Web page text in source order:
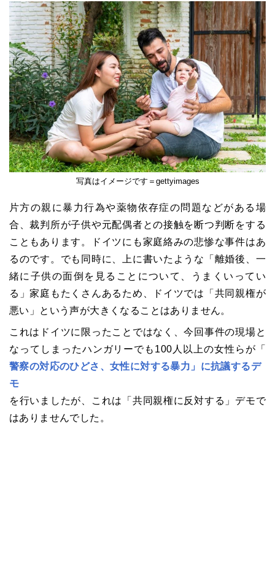
写真はイメージです＝gettyimages
片方の親に暴力行為や薬物依存症の問題などがある場
合、裁判所が子供や元配偶者との接触を断つ判断をする
こともあります。ドイツにも家庭絡みの悲惨な事件はあ
るのです。でも同時に、上に書いたような「離婚後、一
緒に子供の面倒を見ることについて、うまくいってい
る」家庭もたくさんあるため、ドイツでは「共同親権が
悪い」という声が大きくなることはありません。
これはドイツに限ったことではなく、今回事件の現場と
なってしまったハンガリーでも100人以上の女性らが「
警察の対応のひどさ、女性に対する暴力」に抗議するデ
モ
を行いましたが、これは「共同親権に反対する」デモで
はありませんでした。